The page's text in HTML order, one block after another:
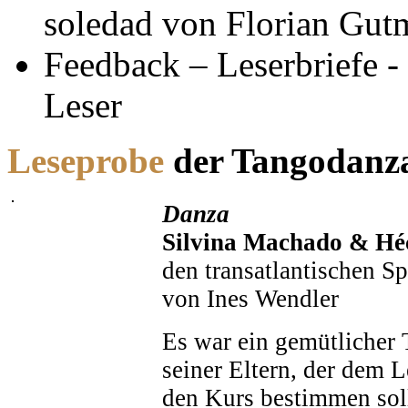
soledad von Florian
Feedback – Leserbriefe
Leser
Leseprobe der
Danza
Silvina Machado &
den transatlantischen
von Ines Wendler
Es war ein gemütlicher
seiner Eltern, der dem
den Kurs bestimmen